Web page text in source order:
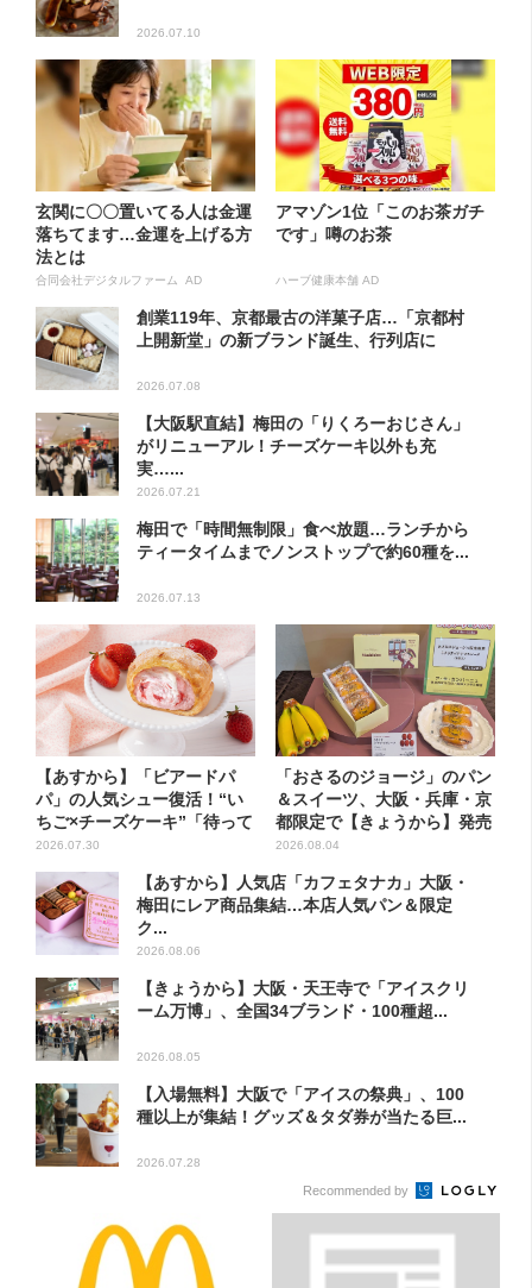
2026.07.10
玄関に〇〇置いてる人は金運
落ちてます…金運を上げる方
法とは
合同会社デジタルファーム AD
アマゾン1位「このお茶ガチ
です」噂のお茶
ハーブ健康本舗 AD
創業119年、京都最古の洋菓子店…「京都村
上開新堂」の新ブランド誕生、行列店に
2026.07.08
【大阪駅直結】梅田の「りくろーおじさん」
がリニューアル！チーズケーキ以外も充
実…...
2026.07.21
梅田で「時間無制限」食べ放題…ランチから
ティータイムまでノンストップで約60種を...
2026.07.13
【あすから】「ビアードパ
パ」の人気シュー復活！“い
ちご×チーズケーキ”「待って
ま...
2026.07.30
「おさるのジョージ」のパン
＆スイーツ、大阪・兵庫・京
都限定で【きょうから】発売
ス...
2026.08.04
【あすから】人気店「カフェタナカ」大阪・
梅田にレア商品集結…本店人気パン＆限定
ク...
2026.08.06
【きょうから】大阪・天王寺で「アイスクリ
ーム万博」、全国34ブランド・100種超...
2026.08.05
【入場無料】大阪で「アイスの祭典」、100
種以上が集結！グッズ＆タダ券が当たる巨...
2026.07.28
Recommended by